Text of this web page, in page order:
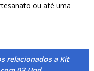
ou até uma
relacionados a Kit